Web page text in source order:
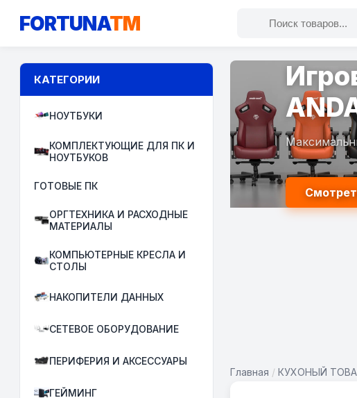
FORTUNATM
КАТЕГОРИИ
НОУТБУКИ
КОМПЛЕКТУЮЩИЕ ДЛЯ ПК И
НОУТБУКОВ
ГОТОВЫЕ ПК
ОРГТЕХНИКА И РАСХОДНЫЕ
МАТЕРИАЛЫ
КОМПЬЮТЕРНЫЕ КРЕСЛА И
СТОЛЫ
НАКОПИТЕЛИ ДАННЫХ
СЕТЕВОЕ ОБОРУДОВАНИЕ
ПЕРИФЕРИЯ И АКСЕССУАРЫ
ГЕЙМИНГ
Главная / КУХОНЫЙ